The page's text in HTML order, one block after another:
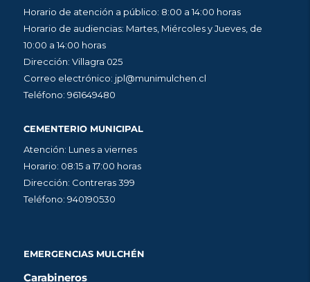
Horario de atención a público: 8:00 a 14:00 horas
Horario de audiencias: Martes, Miércoles y Jueves, de
10:00 a 14:00 horas
Dirección: Villagra 025
Correo electrónico: jpl@munimulchen.cl
Teléfono: 961649480
CEMENTERIO MUNICIPAL
Atención: Lunes a viernes
Horario: 08:15 a 17:00 horas
Dirección: Contreras 399
Teléfono: 940190530
EMERGENCIAS MULCHÉN
Carabineros